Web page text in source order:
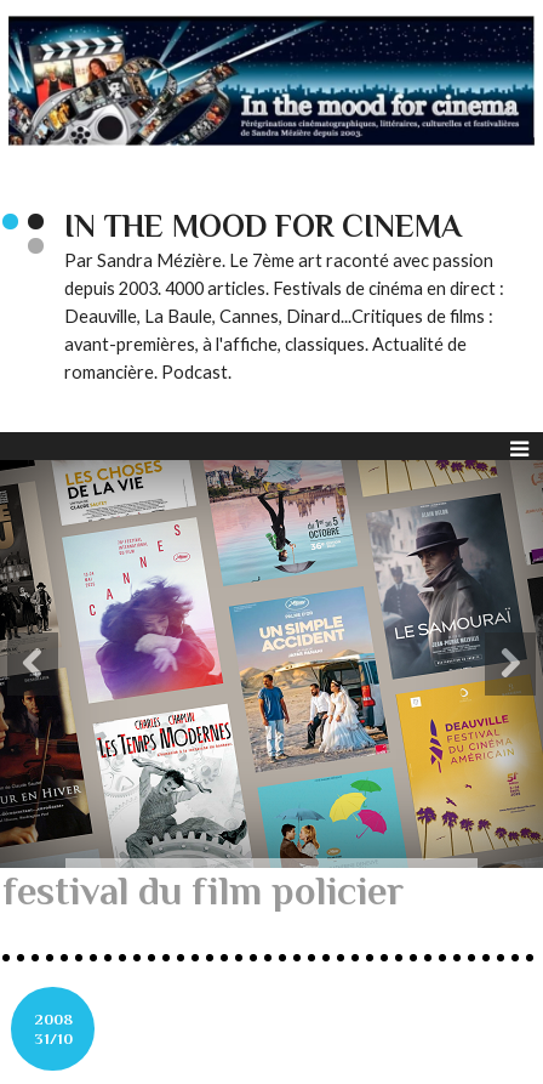
IN THE MOOD FOR CINEMA
Par Sandra Mézière. Le 7ème art raconté avec passion
depuis 2003. 4000 articles. Festivals de cinéma en direct :
Deauville, La Baule, Cannes, Dinard...Critiques de films :
avant-premières, à l'affiche, classiques. Actualité de
romancière. Podcast.
festival du film policier
2008
31/10